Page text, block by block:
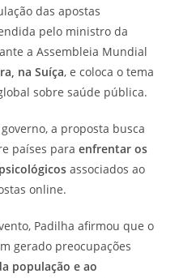
das apostas
pelo ministro da
a Assembleia Mundial
na Suíça, e coloca o tema
sobre saúde pública.
a proposta busca
países paraenfrentar os
associados ao
online.
Padilha afirmou que o
gerado preocupações
população e ao